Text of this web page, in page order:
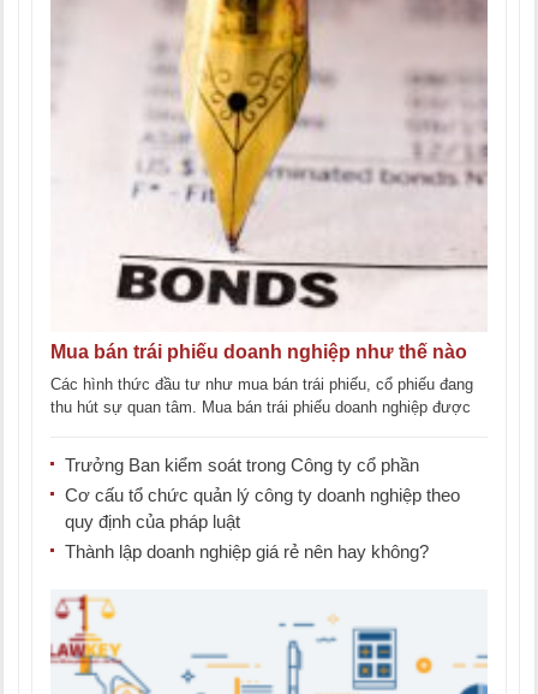
Mua bán trái phiếu doanh nghiệp như thế nào
Các hình thức đầu tư như mua bán trái phiếu, cổ phiếu đang
thu hút sự quan tâm. Mua bán trái phiếu doanh nghiệp được
Trưởng Ban kiểm soát trong Công ty cổ phần
Cơ cấu tổ chức quản lý công ty doanh nghiệp theo
quy định của pháp luật
Thành lập doanh nghiệp giá rẻ nên hay không?